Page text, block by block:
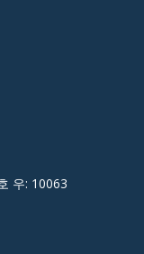
우: 10063